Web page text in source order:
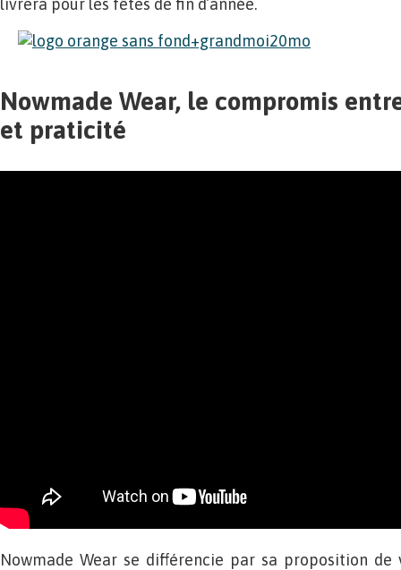
livrera pour les fêtes de fin d’année.
Nowmade Wear, le compromis
et praticité
Nowmade Wear se différencie par sa proposition